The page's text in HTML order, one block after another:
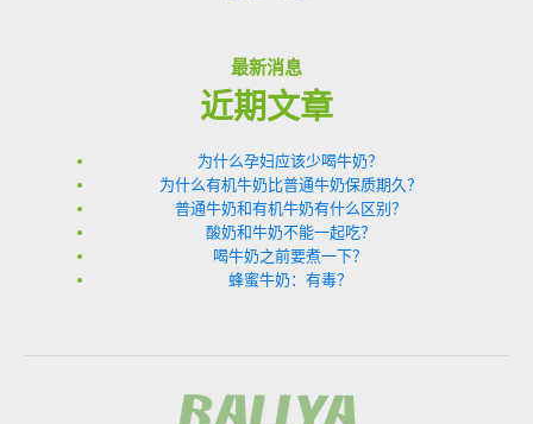
最新消息
近期文章
为什么孕妇应该少喝牛奶？
为什么有机牛奶比普通牛奶保质期久？
普通牛奶和有机牛奶有什么区别？
酸奶和牛奶不能一起吃？
喝牛奶之前要煮一下？
蜂蜜牛奶：有毒？